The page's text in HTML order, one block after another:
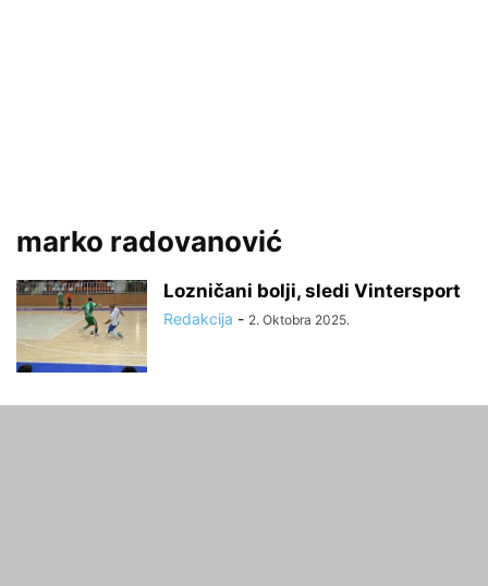
marko radovanović
Lozničani bolji, sledi Vintersport
Redakcija - 2. Oktobra 2025.